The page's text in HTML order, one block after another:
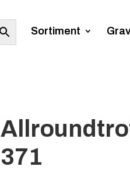
Sortiment
371